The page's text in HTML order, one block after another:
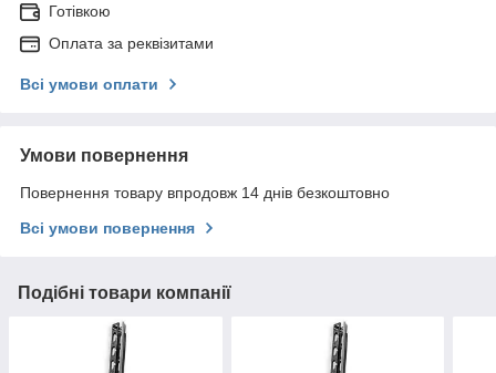
Готівкою
Оплата за реквізитами
Всі умови оплати
Умови повернення
Повернення товару впродовж 14 днів безкоштовно
Всі умови повернення
Подібні товари компанії